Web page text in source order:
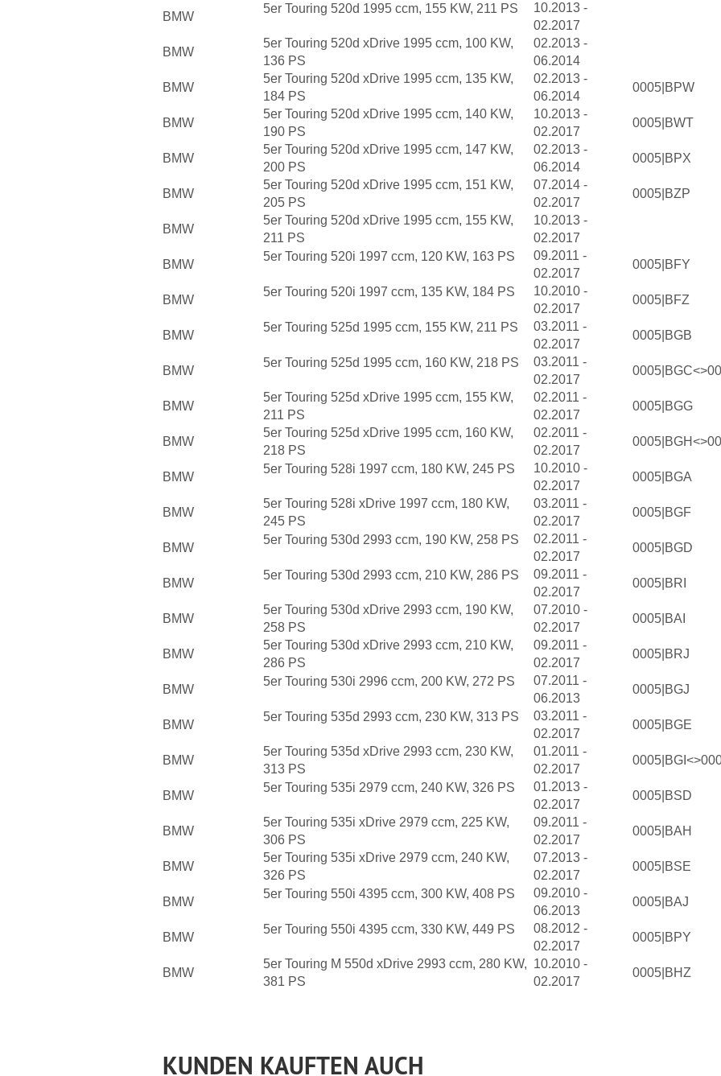
BMW
5er Touring 520d 1995 ccm, 155 KW, 211 PS
10.2013 -
02.2017
BMW
5er Touring 520d xDrive 1995 ccm, 100 KW,
136 PS
02.2013 -
06.2014
BMW
5er Touring 520d xDrive 1995 ccm, 135 KW,
184 PS
02.2013 -
06.2014
0005|BPW
BMW
5er Touring 520d xDrive 1995 ccm, 140 KW,
190 PS
10.2013 -
02.2017
0005|BWT
BMW
5er Touring 520d xDrive 1995 ccm, 147 KW,
200 PS
02.2013 -
06.2014
0005|BPX
BMW
5er Touring 520d xDrive 1995 ccm, 151 KW,
205 PS
07.2014 -
02.2017
0005|BZP
BMW
5er Touring 520d xDrive 1995 ccm, 155 KW,
211 PS
10.2013 -
02.2017
BMW
5er Touring 520i 1997 ccm, 120 KW, 163 PS
09.2011 -
02.2017
0005|BFY
BMW
5er Touring 520i 1997 ccm, 135 KW, 184 PS
10.2010 -
02.2017
0005|BFZ
BMW
5er Touring 525d 1995 ccm, 155 KW, 211 PS
03.2011 -
02.2017
0005|BGB
BMW
5er Touring 525d 1995 ccm, 160 KW, 218 PS
03.2011 -
02.2017
BMW
5er Touring 525d xDrive 1995 ccm, 155 KW,
211 PS
02.2011 -
02.2017
0005|BGG
BMW
5er Touring 525d xDrive 1995 ccm, 160 KW,
218 PS
02.2011 -
02.2017
BMW
5er Touring 528i 1997 ccm, 180 KW, 245 PS
10.2010 -
02.2017
0005|BGA
BMW
5er Touring 528i xDrive 1997 ccm, 180 KW,
245 PS
03.2011 -
02.2017
0005|BGF
BMW
5er Touring 530d 2993 ccm, 190 KW, 258 PS
02.2011 -
02.2017
0005|BGD
BMW
5er Touring 530d 2993 ccm, 210 KW, 286 PS
09.2011 -
02.2017
0005|BRI
BMW
5er Touring 530d xDrive 2993 ccm, 190 KW,
258 PS
07.2010 -
02.2017
0005|BAI
BMW
5er Touring 530d xDrive 2993 ccm, 210 KW,
286 PS
09.2011 -
02.2017
0005|BRJ
BMW
5er Touring 530i 2996 ccm, 200 KW, 272 PS
07.2011 -
06.2013
0005|BGJ
BMW
5er Touring 535d 2993 ccm, 230 KW, 313 PS
03.2011 -
02.2017
0005|BGE
BMW
5er Touring 535d xDrive 2993 ccm, 230 KW,
313 PS
01.2011 -
02.2017
BMW
5er Touring 535i 2979 ccm, 240 KW, 326 PS
01.2013 -
02.2017
0005|BSD
BMW
5er Touring 535i xDrive 2979 ccm, 225 KW,
306 PS
09.2011 -
02.2017
0005|BAH
BMW
5er Touring 535i xDrive 2979 ccm, 240 KW,
326 PS
07.2013 -
02.2017
0005|BSE
BMW
5er Touring 550i 4395 ccm, 300 KW, 408 PS
09.2010 -
06.2013
0005|BAJ
BMW
5er Touring 550i 4395 ccm, 330 KW, 449 PS
08.2012 -
02.2017
0005|BPY
BMW
5er Touring M 550d xDrive 2993 ccm, 280 KW,
381 PS
10.2010 -
02.2017
0005|BHZ
KUNDEN KAUFTEN AUCH